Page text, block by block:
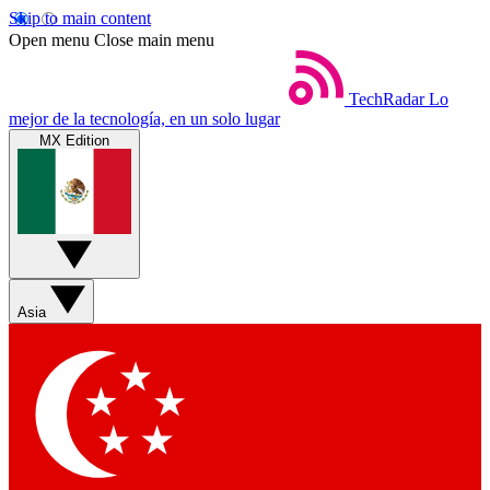
Skip to main content
Open menu Close main menu
TechRadar Lo
mejor de la tecnología, en un solo lugar
MX Edition
Asia